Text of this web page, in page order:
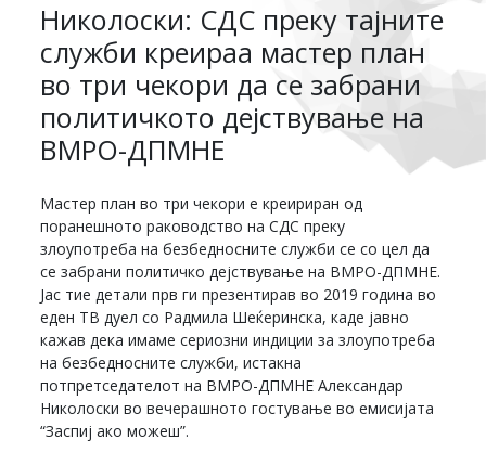
Николоски: СДС преку тајните
служби креираа мастер план
во три чекори да се забрани
политичкото дејствување на
ВМРО-ДПМНЕ
Мастер план во три чекори е креириран од
поранешното раководство на СДС преку
злоупотреба на безбедносните служби се со цел да
се забрани политичко дејствување на ВМРО-ДПМНЕ.
Јас тие детали прв ги презентирав во 2019 година во
еден ТВ дуел со Радмила Шеќеринска, каде јавно
кажав дека имаме сериозни индиции за злоупотреба
на безбедносните служби, истакна
потпретседателот на ВМРО-ДПМНЕ Александар
Николоски во вечерашното гостување во емисијата
“Заспиј ако можеш”.